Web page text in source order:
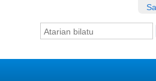
Bilatu atarian